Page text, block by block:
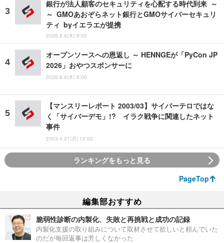
銀行が法人顧客のセキュリティを心配する時代到来 ～
～ GMOあおぞらネット銀行とGMOサイバーセキュリ
ティ byイエラエが提携
2026.8.6(木) 8:00
オープンソースへの恩返し ～ HENNGEが「PyCon JP
2026」おやつスポンサーに
2026.8.6(木) 8:00
【マンスリーレポート 2003/03】サイバーテロではな
く「サイバーデモ」!? イラク戦争に関連したネット
事件
2003.4.21(月) 12:00
ランキングをもっと見る
PageTop
編集部おすすめ
脆弱性診断の内製化、失敗と再挑戦と成功の記録
内製化支援の取り組みについて取材させて欲しいと頼んでいた
のだが毎回返事は芳しくなかった